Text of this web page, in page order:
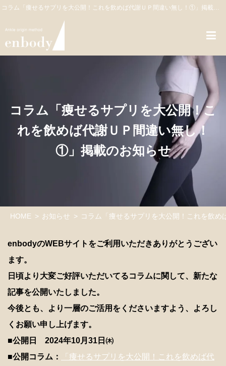
コラム「痩せるサプリを大公開！これを飲めば代謝ＵＰ間違い無し！①」掲載のお知らせ
コラム「痩せるサプリを大公開！こ
れを飲めば代謝ＵＰ間違い無し！
①」掲載のお知らせ
HOME お知らせ コラム「痩せるサプリを大公開！これを飲
enbodyのWEBサイトをご利用いただきありがとうござい
ます。
日頃より大変ご好評いただいてるコラムに関して、新たな
記事を公開いたしました。
今後とも、より一層のご活用をくださいますよう、よろし
くお願い申し上げます。
■公開日 2024年10月31日㈭
■公開コラム：
「痩せるサプリを大公開！これを飲めば代